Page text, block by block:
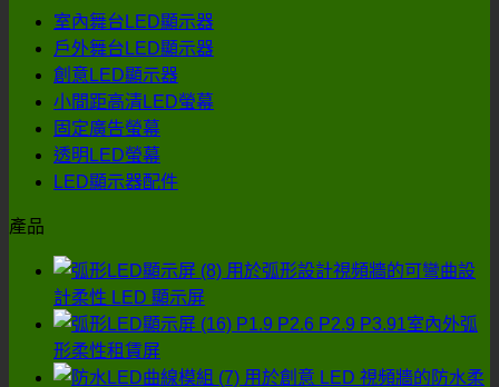
示
器
製
造
商:
如
何
更
具
成
本
效
戶
外
LED
顯
示
器
廠
商
個
細
節
不
容
室內舞台LED顯示器
戶外舞台LED顯示器
創意LED顯示器
小間距高清LED螢幕
固定廣告螢幕
透明LED螢幕
LED顯示器配件
產品
用於弧形設計視頻牆的可彎曲設
計柔性 LED 顯示屏
P1.9 P2.6 P2.9 P3.91室內外弧
形柔性租賃屏
用於創意 LED 視頻牆的防水柔